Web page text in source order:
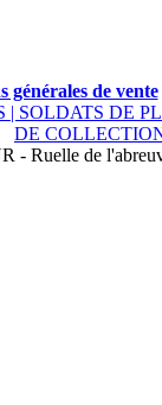
générales de vente
| SOLDATS DE
DE
Ruelle de